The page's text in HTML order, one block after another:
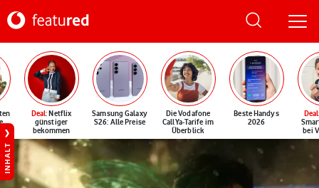
Deal: Netflix
günstiger
bekommen
Samsung Galaxy
S26: Alle Preise
Die Vodafone
CallYa-Tarife im
Überblick
Beste Handys
2026
Deal
bei
INHALT